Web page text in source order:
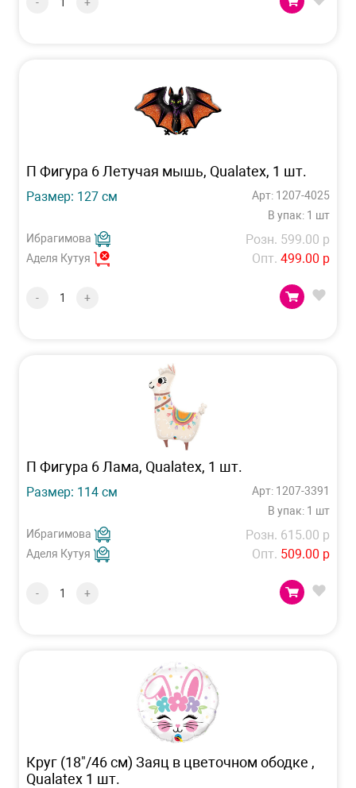
П Фигура 6 Летучая мышь, Qualatex, 1 шт.
Размер: 127 см
Арт: 1207-4025
В упак: 1 шт
Ибрагимова
Аделя Кутуя
Розн. 599.00 р
Опт. 499.00 р
- +
П Фигура 6 Лама, Qualatex, 1 шт.
Размер: 114 см
Арт: 1207-3391
В упак: 1 шт
Ибрагимова
Аделя Кутуя
Розн. 615.00 р
Опт. 509.00 р
- +
Круг (18"/46 см) Заяц в цветочном ободке ,
Qualatex 1 шт.